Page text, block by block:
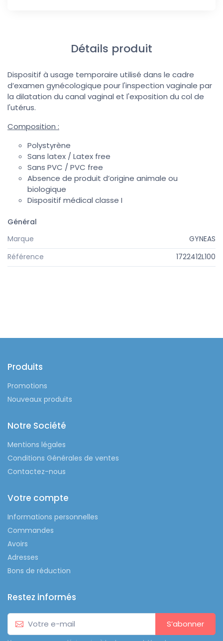
Détails produit
Dispositif à usage temporaire utilisé dans le cadre
d’examen gynécologique pour l'inspection vaginale par
la dilatation du canal vaginal et l'exposition du col de
l'utérus.
Composition :
Polystyrène
Sans latex / Latex free
Sans PVC / PVC free
Absence de produit d’origine animale ou
biologique
Dispositif médical classe I
Général
Marque
GYNEAS
Référence
1722412L100
Produits
Promotions
Nouveaux produits
Notre Société
Mentions légales
Conditions Générales de ventes
Contactez-nous
Votre compte
Informations personnelles
Commandes
Avoirs
Adresses
Bons de réduction
Restez informés
S’abonner